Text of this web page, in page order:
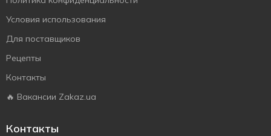
Условия использования
Для поставщиков
Рецепты
Контакты
🔥 Вакансии Zakaz.ua
Контакты